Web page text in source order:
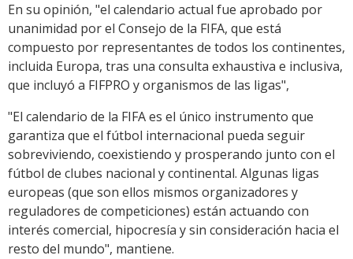
En su opinión, "el calendario actual fue aprobado por
unanimidad por el Consejo de la FIFA, que está
compuesto por representantes de todos los continentes,
incluida Europa, tras una consulta exhaustiva e inclusiva,
que incluyó a FIFPRO y organismos de las ligas",
"El calendario de la FIFA es el único instrumento que
garantiza que el fútbol internacional pueda seguir
sobreviviendo, coexistiendo y prosperando junto con el
fútbol de clubes nacional y continental. Algunas ligas
europeas (que son ellos mismos organizadores y
reguladores de competiciones) están actuando con
interés comercial, hipocresía y sin consideración hacia el
resto del mundo", mantiene.